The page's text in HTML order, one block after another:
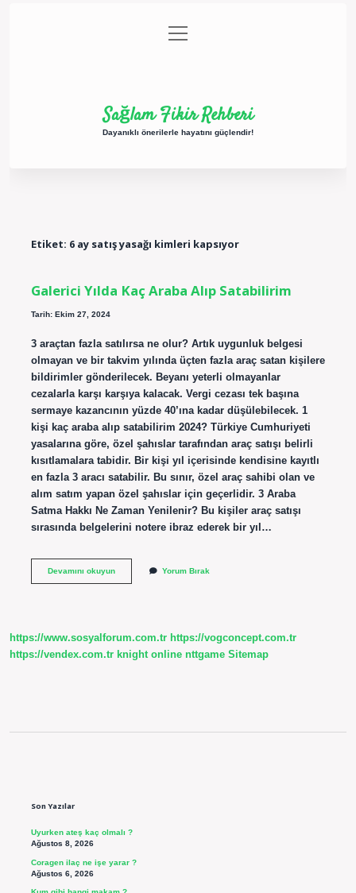
Gizlilik Politikası
menüyü
aç
Sağlam Fikir Rehberi
Dayanıklı önerilerle hayatını güçlendir!
Etiket: 6 ay satış yasağı kimleri kapsıyor
Galerici Yılda Kaç Araba Alıp Satabilirim
Tarih: Ekim 27, 2024
3 araçtan fazla satılırsa ne olur? Artık uygunluk belgesi
olmayan ve bir takvim yılında üçten fazla araç satan kişilere
bildirimler gönderilecek. Beyanı yeterli olmayanlar
cezalarla karşı karşıya kalacak. Vergi cezası tek başına
sermaye kazancının yüzde 40’ına kadar düşülebilecek. 1
kişi kaç araba alıp satabilirim 2024? Türkiye Cumhuriyeti
yasalarına göre, özel şahıslar tarafından araç satışı belirli
kısıtlamalara tabidir. Bir kişi yıl içerisinde kendisine kayıtlı
en fazla 3 aracı satabilir. Bu sınır, özel araç sahibi olan ve
alım satım yapan özel şahıslar için geçerlidir. 3 Araba
Satma Hakkı Ne Zaman Yenilenir? Bu kişiler araç satışı
sırasında belgelerini notere ibraz ederek bir yıl…
Devamını okuyunGalerici
Yorum Bırak
https://www.sosyalforum.com.tr https://vogconcept.com.tr
https://vendex.com.tr knight online nttgame Sitemap
Son Yazılar
Uyurken ateş kaç olmalı ?
Ağustos 8, 2026
Coragen ilaç ne işe yarar ?
Ağustos 6, 2026